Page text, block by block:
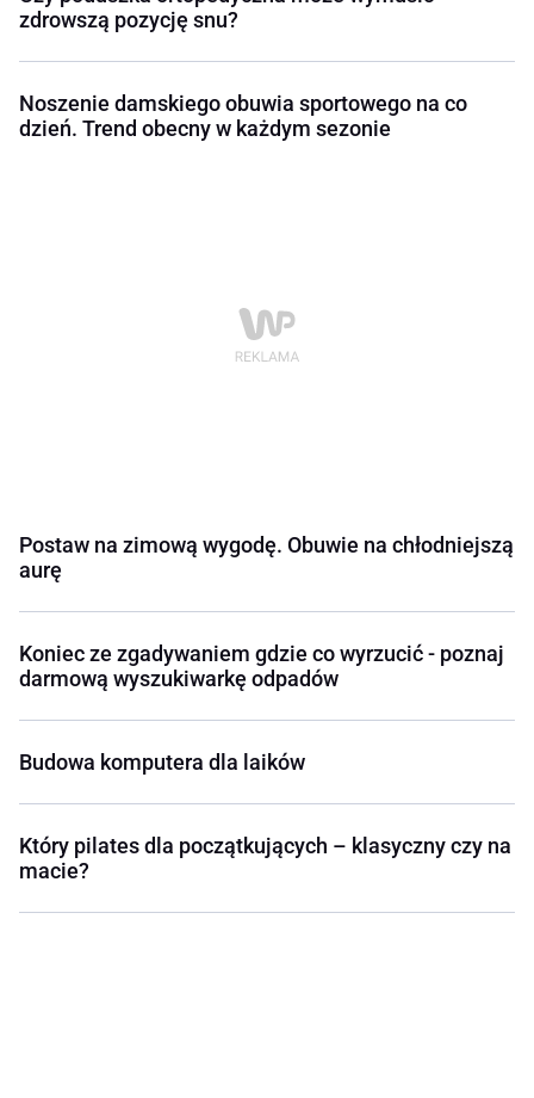
zdrowszą pozycję snu?
Noszenie damskiego obuwia sportowego na co
dzień. Trend obecny w każdym sezonie
Postaw na zimową wygodę. Obuwie na chłodniejszą
aurę
Koniec ze zgadywaniem gdzie co wyrzucić - poznaj
darmową wyszukiwarkę odpadów
Budowa komputera dla laików
Który pilates dla początkujących – klasyczny czy na
macie?